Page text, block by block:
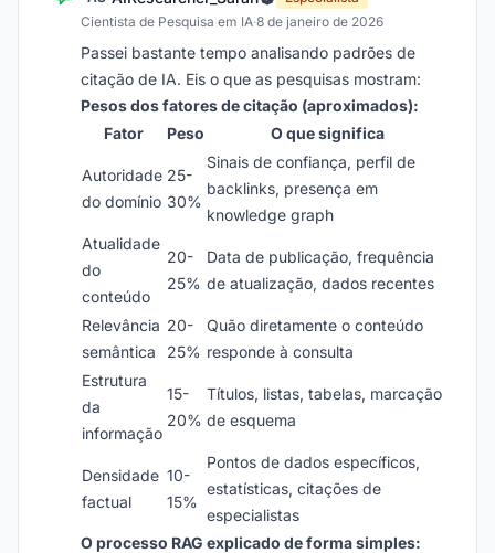
Cientista de Pesquisa em IA·8 de janeiro de 2026
Passei bastante tempo analisando padrões de
citação de IA. Eis o que as pesquisas mostram:
Pesos dos fatores de citação (aproximados):
Fator
Peso O que significa
Autoridade
do domínio
25-
30%
Sinais de confiança, perfil de
backlinks, presença em
knowledge graph
Atualidade
do
conteúdo
20-
25%
Data de publicação, frequência
de atualização, dados recentes
Relevância
semântica
20-
25%
Quão diretamente o conteúdo
responde à consulta
Estrutura
da
informação
15-
20%
Títulos, listas, tabelas, marcação
de esquema
Densidade
factual
10-
15%
Pontos de dados específicos,
estatísticas, citações de
especialistas
O processo RAG explicado de forma simples: